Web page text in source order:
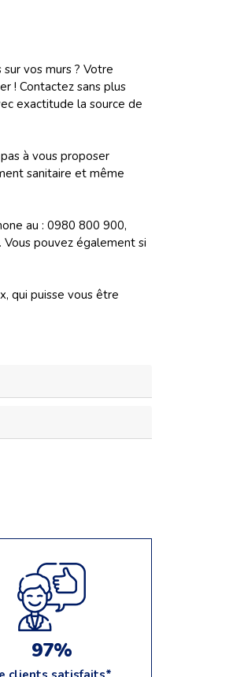
vos murs ? Votre
! Contactez sans plus
exactitude la source de
à vous proposer
sanitaire et même
au : 0980 800 900,
pouvez également si
qui puisse vous être
97%